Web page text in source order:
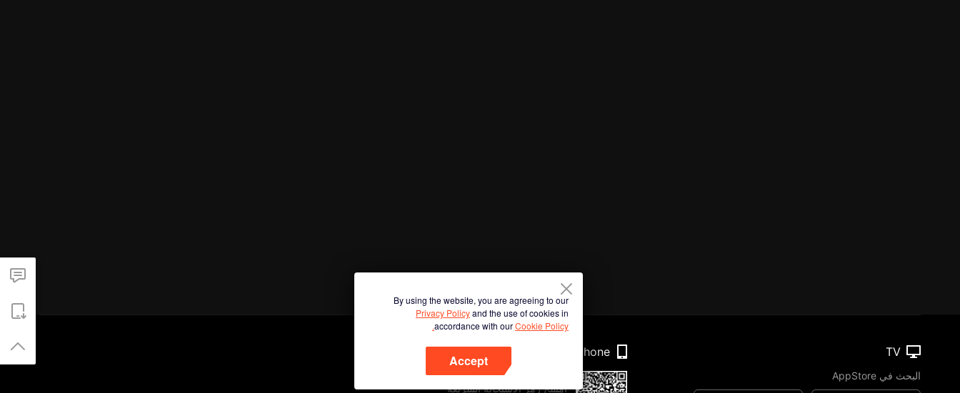
By using the website, you are agreeing to our
Privacy Policyand the use of cookies in
accordance with ourCookie Policy.
Accept
TV
البحث في AppStore
Phone
امسح رمز الاستجابة السريعة